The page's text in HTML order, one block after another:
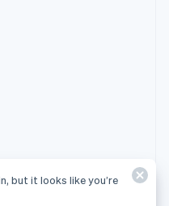
but it looks like you’re